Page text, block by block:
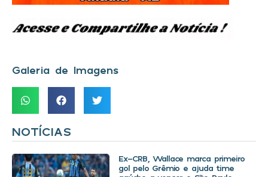
Galeria de Imagens
NOTÍCIAS
Ex-CRB, Wallace marca primeiro
gol pelo Grêmio e ajuda time